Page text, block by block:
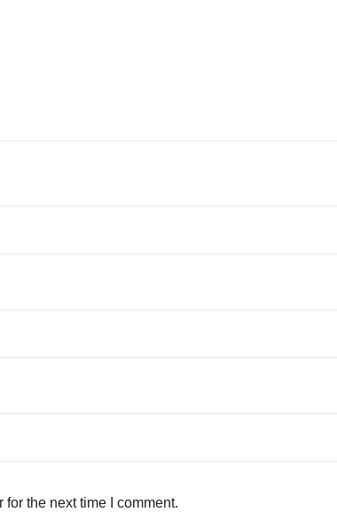
the next time I comment.